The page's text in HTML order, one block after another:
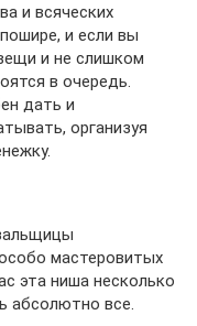
и всяческих
и если вы
и не слишком
в очередь.
дать и
организуя
мастеровитых
эта ниша несколько
абсолютно все.